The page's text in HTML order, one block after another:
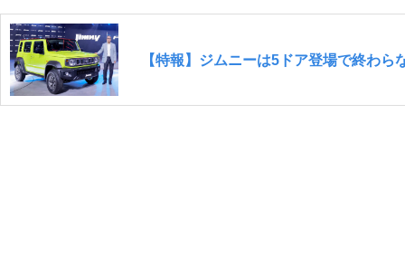
【特報】ジムニーは5ドア登場で終わ